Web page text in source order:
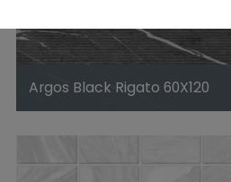
Argos Black Rigato 60X120